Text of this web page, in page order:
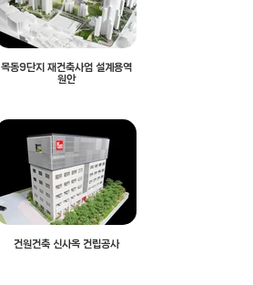
목동9단지 재건축사업 설계용역
원안
건원건축 신사옥 건립공사